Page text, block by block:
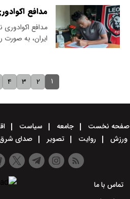
مدافع
مدافع اکوادوری
ایران، به
۱ ۲ ۳ ۴
صفحه نخست جامعه سیاست
ورزش
روایت تصویر صدای
تماس با ما